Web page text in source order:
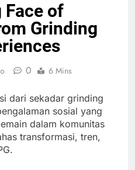
Face of
Grinding
0 6 Mins
dari sekadar grinding
sosial yang
dalam komunitas
transformasi, tren,